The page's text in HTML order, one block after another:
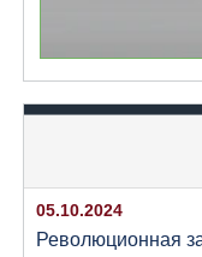
05.10.2024
Революционная